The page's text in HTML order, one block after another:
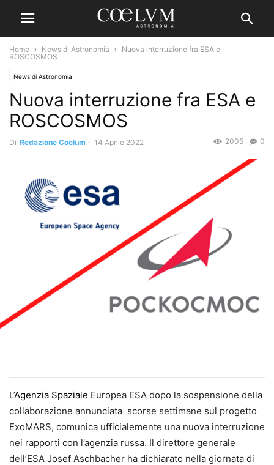
Home News di Astronomia
Nuova interruzione fra ESA e
ROSCOSMOS
News di Astronomia
Nuova interruzione fra ESA e
ROSCOSMOS
Di Redazione Coelum - 14 Aprile 2022 0
2005
L’Agenzia Spaziale Europea ESA dopo la sospensione della
collaborazione annunciata scorse settimane sul progetto
ExoMARS, comunica ufficialemente una nuova interruzione
nei rapporti con l’agenzia russa. Il direttore generale
dell’ESA Josef Aschbacher ha dichiarato nella giornata di